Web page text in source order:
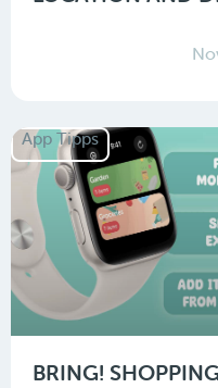
App Tipps
BRING!